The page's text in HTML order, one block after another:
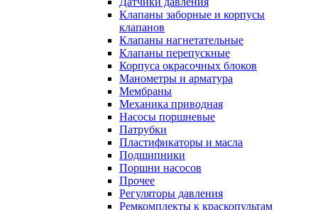
Клапаны заборные и корпусы
клапанов
Клапаны нагнетательные
Клапаны перепускные
Корпуса окрасочных блоков
Манометры и арматура
Мембраны
Механика приводная
Насосы поршневые
Патрубки
Пластификаторы и масла
Подшипники
Поршни насосов
Прочее
Регуляторы давления
Ремкомплекты к краскопультам